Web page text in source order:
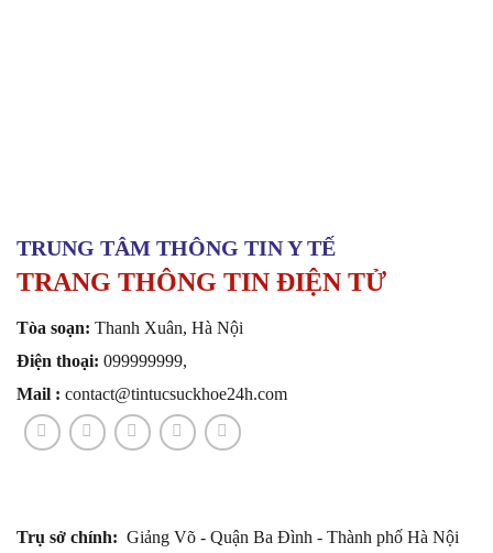
TRUNG TÂM THÔNG TIN Y TẾ
TRANG THÔNG TIN ĐIỆN TỬ
Tòa soạn: Thanh Xuân, Hà Nội
Điện thoại: 099999999,
Mail : contact@tintucsuckhoe24h.com
Trụ sở chính: Giảng Võ - Quận Ba Đình - Thành phố Hà Nội